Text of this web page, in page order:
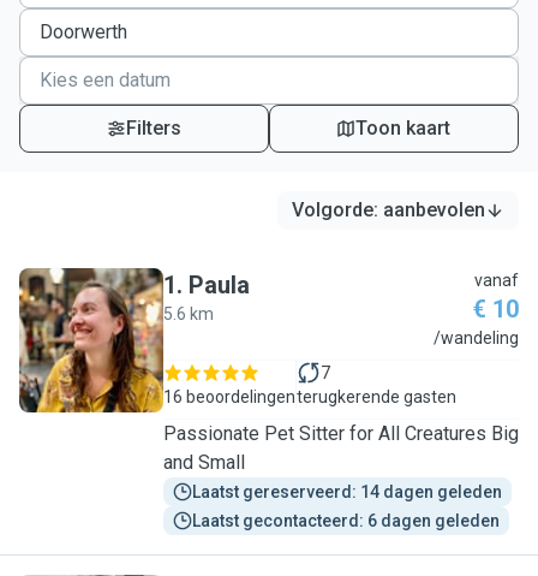
Filters Toon kaart
Volgorde: aanbevolen
P
1. Paula
5.6 km
vanaf
€ 10
/wandeling
16 beoordelingen
7
terugkerende gasten
Passionate Pet Sitter for All Creatures Big
and Small
Laatst gereserveerd: 14 dagen geleden
Laatst gecontacteerd: 6 dagen geleden